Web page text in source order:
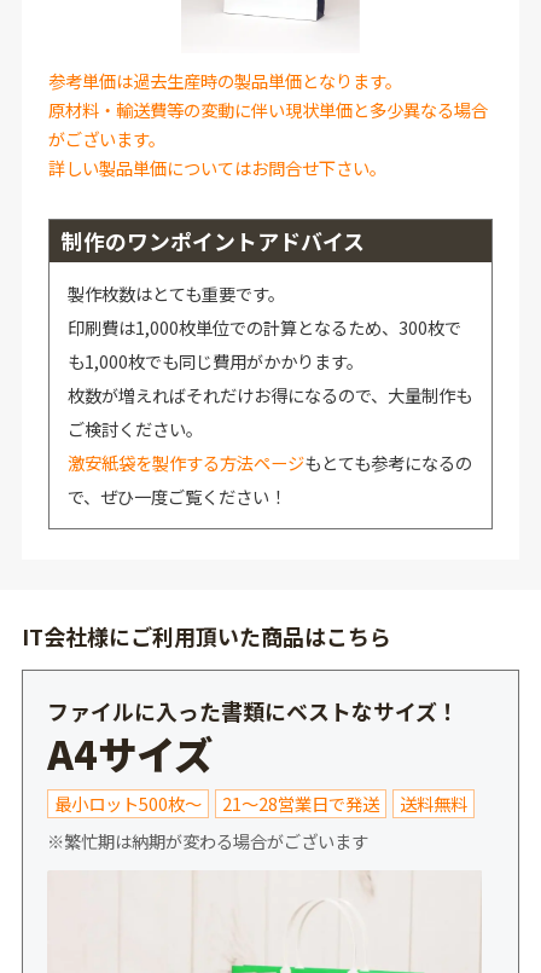
参考単価は過去生産時の製品単価となります。
原材料・輸送費等の変動に伴い現状単価と多少異なる場合
がございます。
詳しい製品単価についてはお問合せ下さい。
制作のワンポイントアドバイス
製作枚数はとても重要です。
印刷費は1,000枚単位での計算となるため、300枚で
も1,000枚でも同じ費用がかかります。
枚数が増えればそれだけお得になるので、大量制作も
ご検討ください。
激安紙袋を製作する方法ページもとても参考になるの
で、ぜひ一度ご覧ください！
IT会社様にご利用頂いた商品はこちら
ファイルに入った書類にベストなサイズ！
A4サイズ
最小ロット500枚～ 21～28営業日で発送
送料無料
※繁忙期は納期が変わる場合がございます